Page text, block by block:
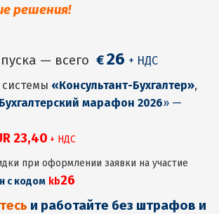
решения!
— всего €26 + НДС
«Консультант-Бухгалтер»,
Бухгалтерский марафон 2026» —
23,40 + НДС
при оформлении заявки на участие
с кодом kb26
и работайте без штрафов и